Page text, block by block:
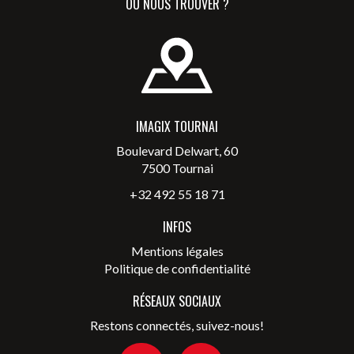
IMAGIX TOURNAI
Boulevard Delwart, 60
7500 Tournai
+32 492 55 18 71
INFOS
Mentions légales
Politique de confidentialité
RÉSEAUX SOCIAUX
Restons connectés, suivez-nous!